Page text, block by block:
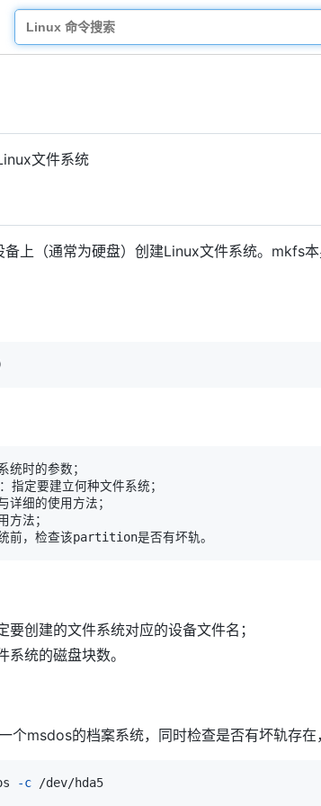
文件系统
上（通常为硬盘）创建Linux文件系统。mkfs
要创建的文件系统对应的设备文件名；
系统的磁盘块数。
一个msdos的档案系统，同时检查是否有坏轨存
-c